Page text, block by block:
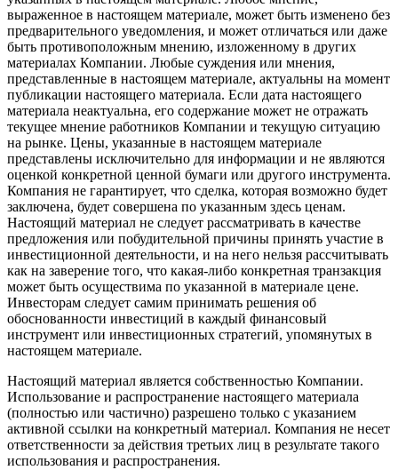
выраженное в настоящем материале, может быть изменено без
предварительного уведомления, и может отличаться или даже
быть противоположным мнению, изложенному в других
материалах Компании. Любые суждения или мнения,
представленные в настоящем материале, актуальны на момент
публикации настоящего материала. Если дата настоящего
материала неактуальна, его содержание может не отражать
текущее мнение работников Компании и текущую ситуацию
на рынке. Цены, указанные в настоящем материале
представлены исключительно для информации и не являются
оценкой конкретной ценной бумаги или другого инструмента.
Компания не гарантирует, что сделка, которая возможно будет
заключена, будет совершена по указанным здесь ценам.
Настоящий материал не следует рассматривать в качестве
предложения или побудительной причины принять участие в
инвестиционной деятельности, и на него нельзя рассчитывать
как на заверение того, что какая-либо конкретная транзакция
может быть осуществима по указанной в материале цене.
Инвесторам следует самим принимать решения об
обоснованности инвестиций в каждый финансовый
инструмент или инвестиционных стратегий, упомянутых в
настоящем материале.
Настоящий материал является собственностью Компании.
Использование и распространение настоящего материала
(полностью или частично) разрешено только с указанием
активной ссылки на конкретный материал. Компания не несет
ответственности за действия третьих лиц в результате такого
использования и распространения.